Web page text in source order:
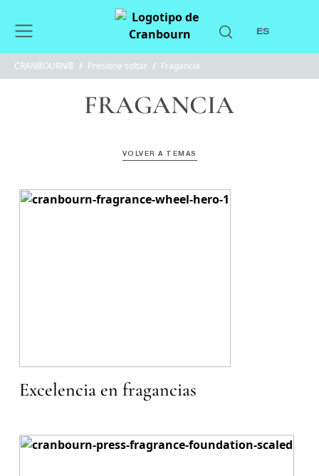
ES
CRANBOURN® / Presione soltar / Fragancia
FRAGANCIA
VOLVER A TEMAS
Excelencia en fragancias